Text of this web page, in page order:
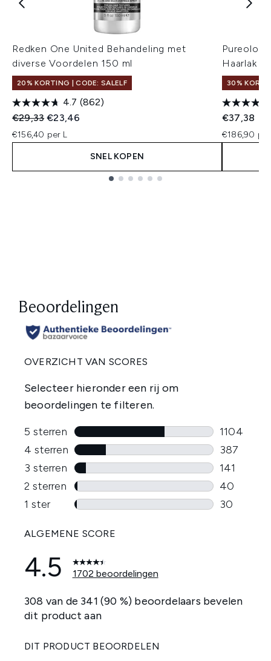
Redken One United Behandeling met
diverse Voordelen 150 ml
20% KORTING | CODE: SALELF
4.7 (862)
Recommended Retail Price:
€29,33Huidige prijs:
€23,46
€156,40 per L
SNEL KOPEN
Haarlak
30%
€37,38
€186,90